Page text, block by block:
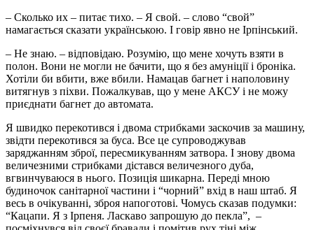
– Сколько их – питає тихо. – Я свой. – слово “свой”
намагається сказати українською. І говір явно не Ірпінський.
– Не знаю. – відповідаю. Розумію, що мене хочуть взяти в
полон. Вони не могли не бачити, що я без амуніції і броніка.
Хотіли би вбити, вже вбили. Намацав багнет і наполовину
витягнув з піхви. Пожалкував, що у мене АКСУ і не можу
приєднати багнет до автомата.
Я швидко перекотився і двома стрибками заскочив за машину,
звідти перекотився за буса. Все це супроводжував
заряджанням зброї, пересмикуванням затвора. І знову двома
величезними стрибками дістався величезного дуба,
вгвинчуваюся в нього. Позиція шикарна. Переді мною
будиночок санітарної частини і “чорний” вхід в наш штаб. Я
весь в очікуванні, зброя напоготові. Чомусь сказав подумки:
“Кацапи. Я з Ірпеня. Ласкаво запрошую до пекла”, –